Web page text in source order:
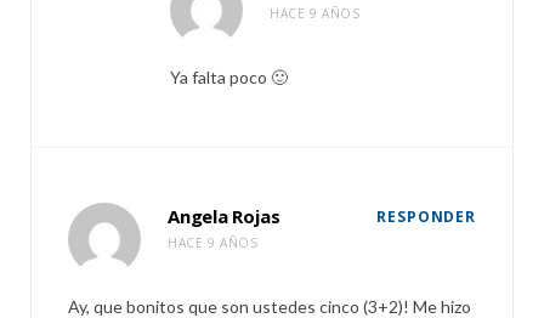
HACE 9 AÑOS
Ya falta poco 🙂
Angela Rojas
HACE 9 AÑOS
RESPONDER
Ay, que bonitos que son ustedes cinco (3+2)! Me hizo